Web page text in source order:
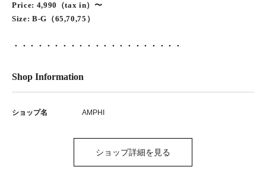
Price: 4,990（tax in）〜
Size: B-G（65,70,75）
・・・・・・・・・・・・・・・・・・・・・
Shop Information
ショップ名 AMPHI
ショップ詳細を見る